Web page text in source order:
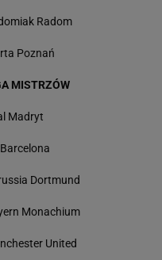
Radom
Poznań
MISTRZÓW
Madryt
Dortmund
Monachium
United